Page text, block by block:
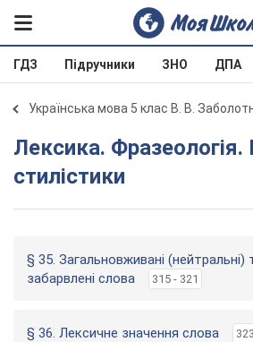
ГДЗ Підручники ЗНО ДПА
Українська мова 5 клас В. В.
Лексика. Фразеологія. Елементи
стилістики
§ 35. Загальновживані (нейтральні)
забарвлені слова
315 - 321
§ 36. Лексичне значення слова